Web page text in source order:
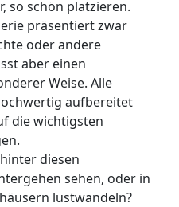
so schön platzieren.
präsentiert zwar
oder andere
aber einen
Weise. Alle
aufbereitet
die wichtigsten
diesen
sehen, oder in
lustwandeln?